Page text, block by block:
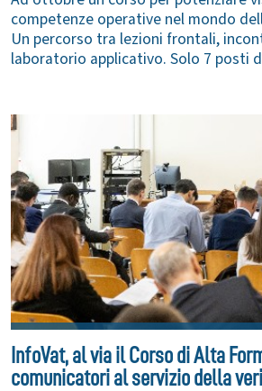
competenze operative nel mondo
Un percorso tra lezioni frontali,
laboratorio applicativo. Solo 7 posti
InfoVat, al via il Corso di Alta
comunicatori al servizio della